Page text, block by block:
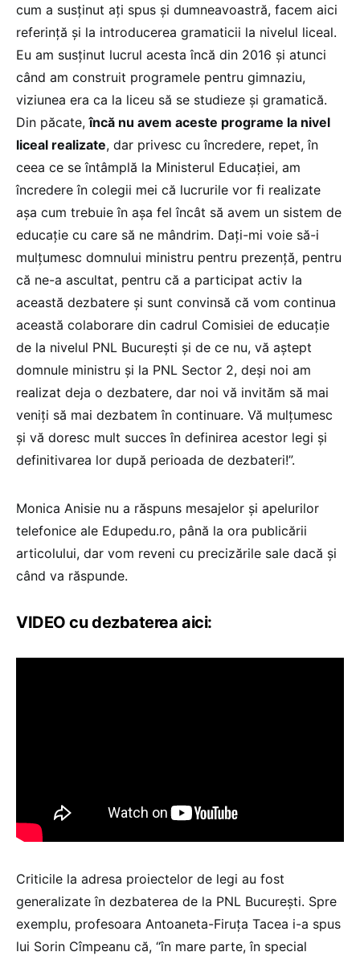
cum a susținut ați spus și dumneavoastră, facem aici
referință și la introducerea gramaticii la nivelul liceal.
Eu am susținut lucrul acesta încă din 2016 și atunci
când am construit programele pentru gimnaziu,
viziunea era ca la liceu să se studieze și gramatică.
Din păcate,încă nu avem aceste programe la nivel
liceal realizate, dar privesc cu încredere, repet, în
ceea ce se întâmplă la Ministerul Educației, am
încredere în colegii mei că lucrurile vor fi realizate
așa cum trebuie în așa fel încât să avem un sistem de
educație cu care să ne mândrim. Dați-mi voie să-i
mulțumesc domnului ministru pentru prezență, pentru
că ne-a ascultat, pentru că a participat activ la
această dezbatere și sunt convinsă că vom continua
această colaborare din cadrul Comisiei de educație
de la nivelul PNL București și de ce nu, vă aștept
domnule ministru și la PNL Sector 2, deși noi am
realizat deja o dezbatere, dar noi vă invităm să mai
veniți să mai dezbatem în continuare. Vă mulțumesc
și vă doresc mult succes în definirea acestor legi și
definitivarea lor după perioada de dezbateri!”.
Monica Anisie nu a răspuns mesajelor și apelurilor
telefonice ale Edupedu.ro, până la ora publicării
articolului, dar vom reveni cu precizările sale dacă și
când va răspunde.
VIDEO cu dezbaterea aici:
Criticile la adresa proiectelor de legi au fost
generalizate în dezbaterea de la PNL București. Spre
exemplu, profesoara Antoaneta-Firuța Tacea i-a spus
lui Sorin Cîmpeanu că, “în mare parte, în special